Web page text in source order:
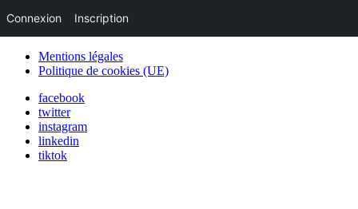
Mentions légales
Politique de cookies (UE)
facebook
twitter
instagram
linkedin
tiktok
Connexion Inscription